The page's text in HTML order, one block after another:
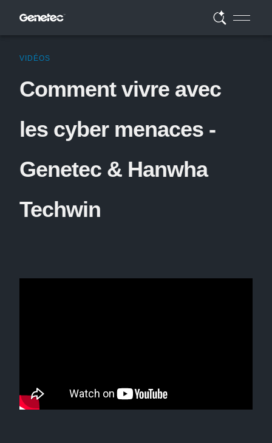
VIDÉOS
Comment vivre avec
les cyber menaces -
Genetec & Hanwha
Techwin